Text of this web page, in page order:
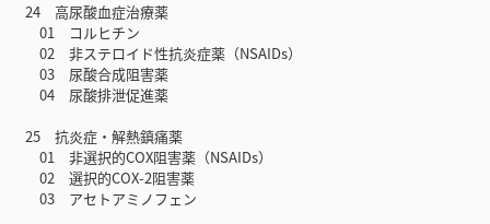
24 高尿酸血症治療薬
01 コルヒチン
02 非ステロイド性抗炎症薬（NSAIDs）
03 尿酸合成阻害薬
04 尿酸排泄促進薬
25 抗炎症・解熱鎮痛薬
01 非選択的COX阻害薬（NSAIDs）
02 選択的COX-2阻害薬
03 アセトアミノフェン